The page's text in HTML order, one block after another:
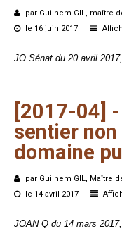
par Guilhem GIL, maître
le 16 juin 2017
JO Sénat du 20 avril
[2017-04] -
sentier non
domaine
par Guilhem GIL, Maître
le 14 avril 2017
JOAN Q du 14 mars